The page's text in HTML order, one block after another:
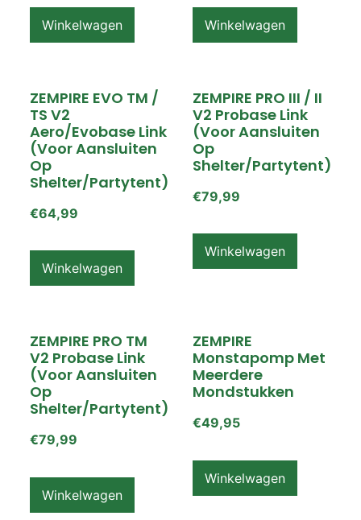
Winkelwagen Winkelwagen
ZEMPIRE EVO TM /
TS V2
Aero/Evobase Link
(voor Aansluiten
Op
Shelter/partytent)
€64,99
Winkelwagen
ZEMPIRE PRO III / II
V2 Probase Link
(voor Aansluiten
Op
Shelter/partytent)
€79,99
Winkelwagen
ZEMPIRE PRO TM
V2 Probase Link
(voor Aansluiten
Op
Shelter/partytent)
€79,99
Winkelwagen
ZEMPIRE
Monstapomp Met
Meerdere
Mondstukken
€49,95
Winkelwagen